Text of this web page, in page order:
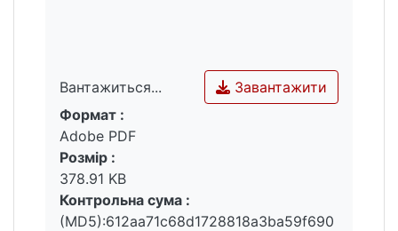
Вантажиться...
Вантажиться...
Завантажити
Формат :
Adobe PDF
Розмір :
378.91 KB
Контрольна сума :
(MD5):612aa71c68d1728818a3ba59f690